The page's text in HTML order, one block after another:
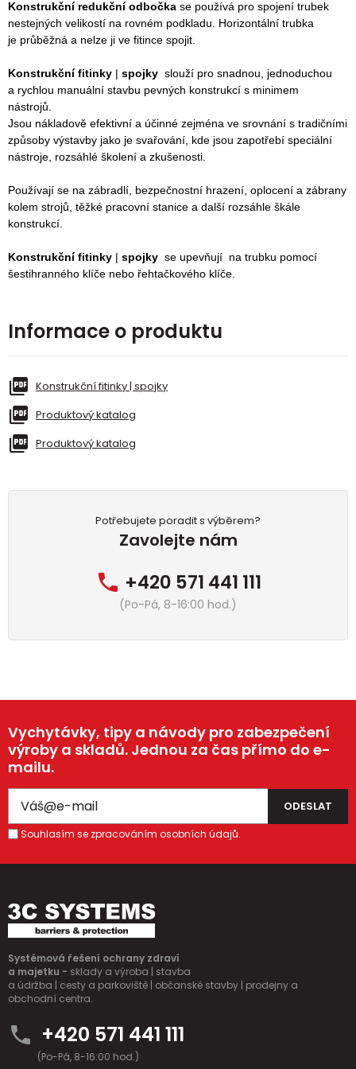
Konstrukční redukční odbočka se používá pro spojení trubek
nestejných velikostí na rovném podkladu. Horizontální trubka
je průběžná a nelze ji ve fitince spojit.
Konstrukční fitinky | spojky slouží pro snadnou, jednoduchou
a rychlou manuální stavbu pevných konstrukcí s minimem
nástrojů.
Jsou nákladově efektivní a účinné zejména ve srovnání s tradičními
způsoby výstavby jako je svařování, kde jsou zapotřebí speciální
nástroje, rozsáhlé školení a zkušenosti.
Používají se na zábradlí, bezpečnostní hrazení, oplocení a zábrany
kolem strojů, těžké pracovní stanice a další rozsáhle škále
konstrukcí.
Konstrukční fitinky | spojky se upevňují na trubku pomocí
šestihranného klíče nebo řehtačkového klíče.
Informace o produktu
Konstrukční fitinky | spojky
Produktový katalog
Produktový katalog
Potřebujete poradit s výběrem?
Zavolejte nám
+420 571 441 111
(Po-Pá, 8-16:00 hod.)
Vychytávky, tipy a návody pro zabezpečení
výroby a skladů. Jednou za čas přímo do e-
mailu.
Souhlasím se zpracováním osobních údajů.
Systémová řešení ochrany zdraví
a majetku - sklady a výroba | stavba
a údržba | cesty a parkoviště | občanské stavby | prodejny a
obchodní centra.
+420 571 441 111
(Po-Pá, 8-16:00 hod.)